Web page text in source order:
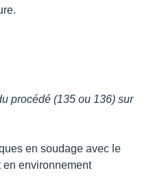
procédé (135 ou 136) sur
en soudage avec le
en environnement